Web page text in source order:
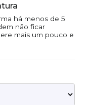
há menos de 5
não ficar
mais um pouco e